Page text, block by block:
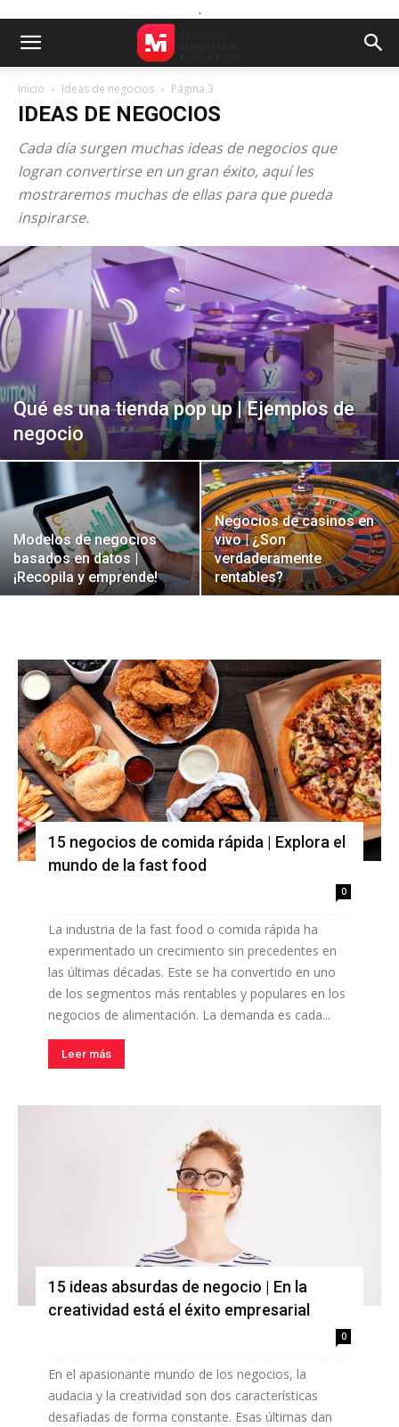
.
Inicio Ideas de negocios Página 3
IDEAS DE NEGOCIOS
Cada día surgen muchas ideas de negocios que
logran convertirse en un gran éxito, aquí les
mostraremos muchas de ellas para que pueda
inspirarse.
Qué es una tienda pop up | Ejemplos de
negocio
Modelos de negocios
basados en datos |
¡Recopila y emprende!
Negocios de casinos en
vivo | ¿Son
verdaderamente
rentables?
15 negocios de comida rápida | Explora el
mundo de la fast food
0
La industria de la fast food o comida rápida ha
experimentado un crecimiento sin precedentes en
las últimas décadas. Este se ha convertido en uno
de los segmentos más rentables y populares en los
negocios de alimentación. La demanda es cada...
Leer más
15 ideas absurdas de negocio | En la
creatividad está el éxito empresarial
0
En el apasionante mundo de los negocios, la
audacia y la creatividad son dos características
desafiadas de forma constante. Esas últimas dan